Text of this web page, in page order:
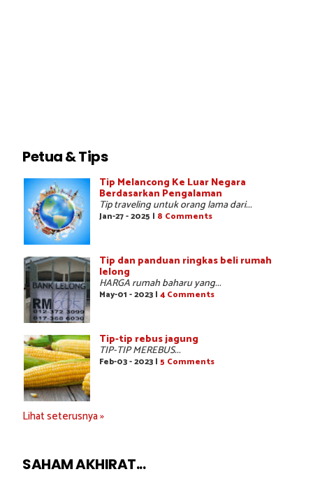
Petua & Tips
Tip Melancong Ke Luar Negara
Berdasarkan Pengalaman
Tip traveling untuk orang lama dari...
Jan-27 - 2025 | 8 Comments
Tip dan panduan ringkas beli rumah
lelong
HARGA rumah baharu yang...
May-01 - 2023 | 4 Comments
Tip-tip rebus jagung
TIP-TIP MEREBUS...
Feb-03 - 2023 | 5 Comments
Lihat seterusnya »
SAHAM AKHIRAT...